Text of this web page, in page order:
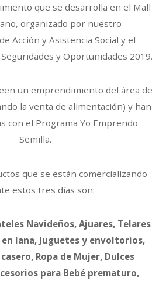
que se desarrolla en el Mall
organizado por nuestro
Acción y Asistencia Social y el
y Oportunidades 2019.
un emprendimiento del área de
la venta de alimentación) y han
con el Programa Yo Emprendo
Semilla.
que se están comercializando
estos tres días son:
Navideños, Ajuares, Telares
lana, Juguetes y envoltorios,
casero, Ropa de Mujer, Dulces
para Bebé prematuro,